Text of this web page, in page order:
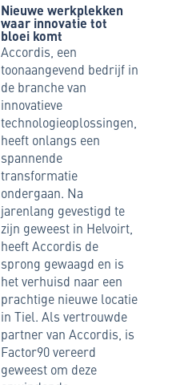
Nieuwe werkplekken
waar innovatie tot
bloei komt
Accordis, een
toonaangevend bedrijf in
de branche van
innovatieve
technologieoplossingen,
heeft onlangs een
spannende
transformatie
ondergaan. Na
jarenlang gevestigd te
zijn geweest in Helvoirt,
heeft Accordis de
sprong gewaagd en is
het verhuisd naar een
prachtige nieuwe locatie
in Tiel. Als vertrouwde
partner van Accordis, is
Factor90 vereerd
geweest om deze